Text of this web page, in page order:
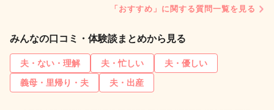
「おすすめ」に関する質問一覧を見る
みんなの口コミ・体験談まとめから見る
夫・ない・理解 夫・忙しい
夫・優しい
義母・里帰り・夫
夫・出産